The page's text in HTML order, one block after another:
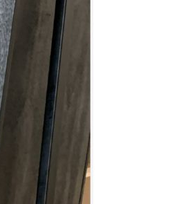
之用戶狀況，依本公司
形，本公司將視審查
發現惡意使用之情
額度並採取法律行
查看運費